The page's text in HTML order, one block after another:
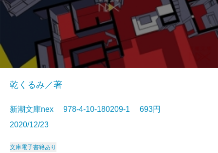
乾くるみ／著
新潮文庫nex 978-4-10-180209-1 693円
2020/12/23
文庫電子書籍あり